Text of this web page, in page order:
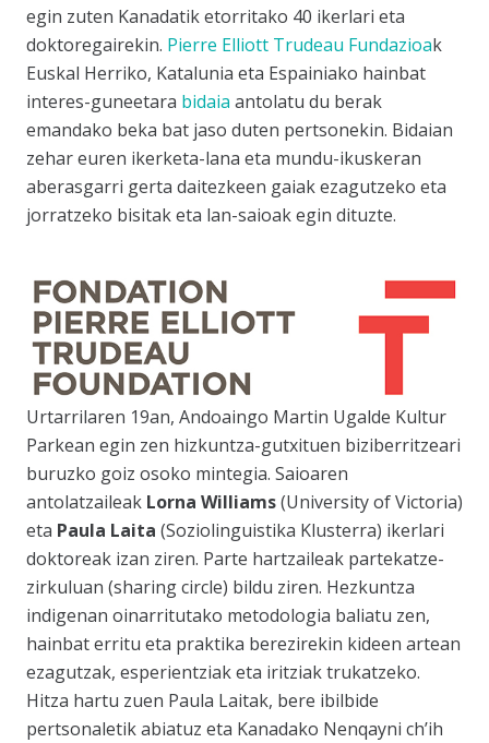
egin zuten Kanadatik etorritako 40 ikerlari eta
doktoregairekin. Pierre Elliott Trudeau Fundazioak
Euskal Herriko, Katalunia eta Espainiako hainbat
interes-guneetara bidaia antolatu du berak
emandako beka bat jaso duten pertsonekin. Bidaian
zehar euren ikerketa-lana eta mundu-ikuskeran
aberasgarri gerta daitezkeen gaiak ezagutzeko eta
jorratzeko bisitak eta lan-saioak egin dituzte.
Urtarrilaren 19an, Andoaingo Martin Ugalde Kultur
Parkean egin zen hizkuntza-gutxituen biziberritzeari
buruzko goiz osoko mintegia. Saioaren
antolatzaileak Lorna Williams(University of Victoria)
eta Paula Laita (Soziolinguistika Klusterra) ikerlari
doktoreak izan ziren. Parte hartzaileak partekatze-
zirkuluan (sharing circle) bildu ziren. Hezkuntza
indigenan oinarritutako metodologia baliatu zen,
hainbat erritu eta praktika berezirekin kideen artean
ezagutzak, esperientziak eta iritziak trukatzeko.
Hitza hartu zuen Paula Laitak, bere ibilbide
pertsonaletik abiatuz eta Kanadako Nenqayni ch’ih